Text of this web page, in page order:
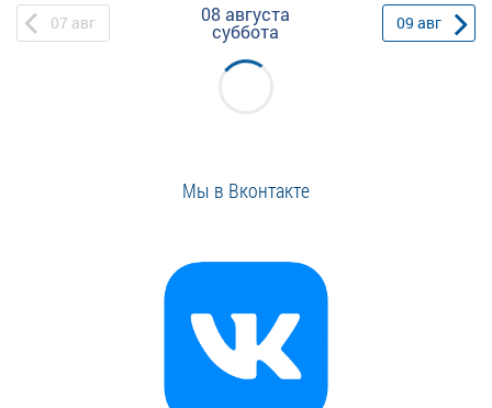
07 авг 08 августа
суббота 09 авг
Мы в Вконтакте